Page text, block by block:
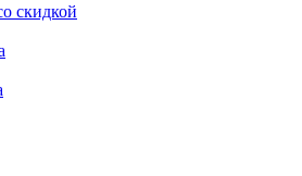
скидкой